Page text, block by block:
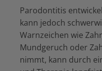
Parodontitis
kann jedoch
Warnzeichen wie
Mundgeruch oder
nimmt, kann durch